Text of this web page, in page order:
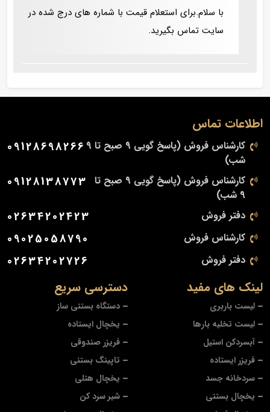
با سلام.برای استعلام قیمت با شماره های درج شده در
سایت تماس بگیرید.
دسترسی سریع
دستگاه بستنی ساز
یخچال ایستاده
فریزر صندوقی
تاپینگ بستنی
یخچال هتلی
شیر سرد کن
لینک های مفید
لیست باربری
لیست تخلیه بارها
آبسردکن استیل
فریزر ایستاده
سردخانه جسد
یخچال بستنی
اطلاعات تماس
کارشناس فروش (پاسخ گویی 9 صبح تا 9
شب)
09128698266
کارشناس فروش (پاسخ گویی 9 صبح تا
9 شب)
09128138773
دفتر فروش 02634202423
کارشناس فروش 09025058790
دفتر فروش 02634202726